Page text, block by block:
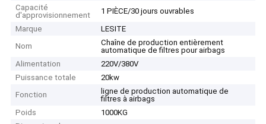
Capacité
d'approvisionnement
1 PIÈCE/30 jours ouvrables
Marque
LESITE
Nom
Chaîne de production entièrement
automatique de filtres pour airbags
Alimentation
220V/380V
Puissance totale
20kw
Fonction
ligne de production automatique de
filtres à airbags
Poids
1000KG